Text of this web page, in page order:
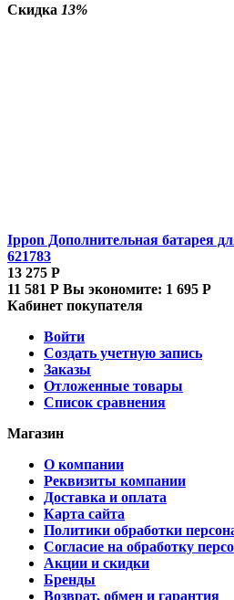
Скидка 13%
Ippon Дополнительная батарея
621783
13 275 Р
11 581 Р Вы экономите: 1 695 Р
Кабинет покупателя
Войти
Создать учетную запись
Заказы
Отложенные товары
Список сравнения
Магазин
О компании
Реквизиты компании
Доставка и оплата
Карта сайта
Политики обработки
Согласие на обработку
Акции и скидки
Бренды
Возврат, обмен и гарантия